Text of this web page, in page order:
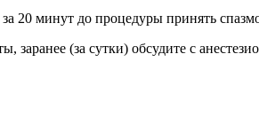
20 минут до процедуры принять
(за сутки) обсудите с